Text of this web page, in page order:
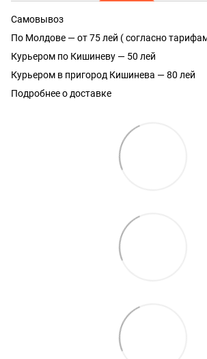
Самовывоз
По Молдове — от 75 лей ( согласно
Курьером по Кишиневу — 50 лей
Курьером в пригород Кишинева — 80 лей
Подробнее о доставке